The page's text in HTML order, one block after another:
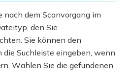
nach dem Scanvorgang im
den Sie
Sie können den
Suchleiste eingeben, wenn
Wählen Sie die gefundenen